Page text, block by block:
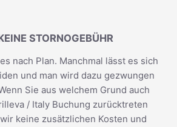
STORNOGEBÜHR
nach Plan. Manchmal lässt es sich
und man wird dazu gezwungen
Sie aus welchem Grund auch
/ Italy Buchung zurücktreten
keine zusätzlichen Kosten und